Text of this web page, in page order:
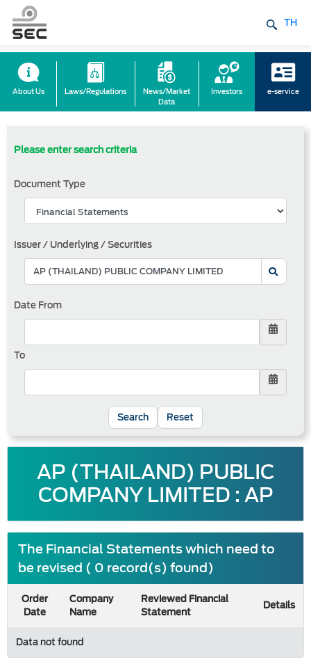
TH
About Us Laws/Regulations
News/Market
Data
Investors e-service
Please enter search criteria
Document Type
Issuer / Underlying / Securities
Date From
To
Reset
AP (THAILAND) PUBLIC
COMPANY LIMITED : AP
The Financial Statements which need to
be revised ( 0 record(s) found)
Order
Date
Company
Name
Reviewed Financial
Statement
Details
Data not found